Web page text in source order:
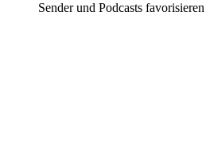
Sender und Podcasts favorisieren